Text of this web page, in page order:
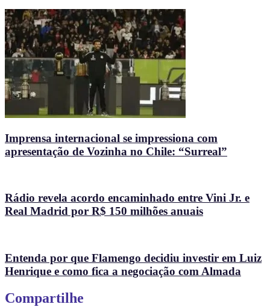
Imprensa internacional se impressiona com
apresentação de Vozinha no Chile: “Surreal”
Rádio revela acordo encaminhado entre Vini Jr. e
Real Madrid por R$ 150 milhões anuais
Entenda por que Flamengo decidiu investir em Luiz
Henrique e como fica a negociação com Almada
Compartilhe